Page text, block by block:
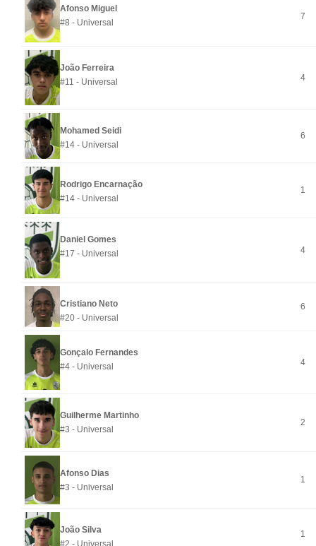
Afonso Miguel
#8 - Universal
7
João Ferreira
#11 - Universal
4
Mohamed Seidi
#14 - Universal
6
Rodrigo Encarnação
#14 - Universal
1
Daniel Gomes
#17 - Universal
4
Cristiano Neto
#20 - Universal
6
Gonçalo Fernandes
#4 - Universal
4
Guilherme Martinho
#3 - Universal
2
Afonso Dias
#3 - Universal
1
João Silva
#2 - Universal
1